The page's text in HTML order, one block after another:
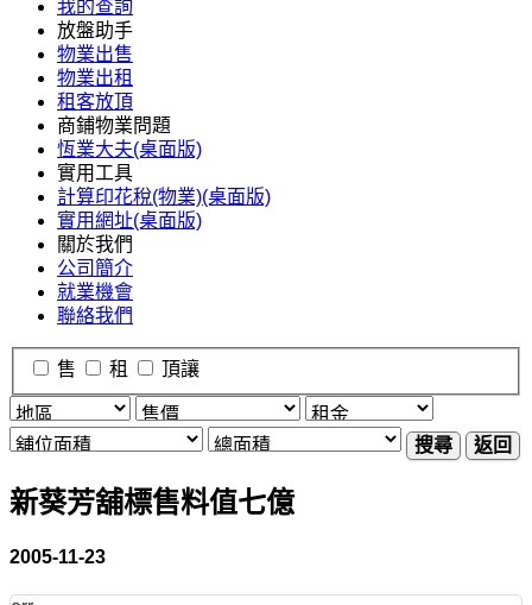
我的查詢
放盤助手
物業出售
物業出租
租客放頂
商鋪物業問題
恆業大夫(桌面版)
實用工具
計算印花稅(物業)(桌面版)
實用網址(桌面版)
關於我們
公司簡介
就業機會
聯絡我們
售 租 頂讓
搜尋 返回
新葵芳舖標售料值七億
2005-11-23